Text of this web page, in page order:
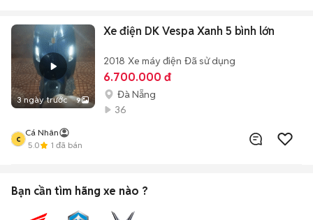
3 ngày trước 9
Xe điện DK Vespa Xanh 5 bình lớn
2018 Xe máy điện Đã sử dụng
6.700.000 đ
Đà Nẵng
36
c
Cá Nhân
5.0
1 đã bán
Bạn cần tìm hãng xe nào ?